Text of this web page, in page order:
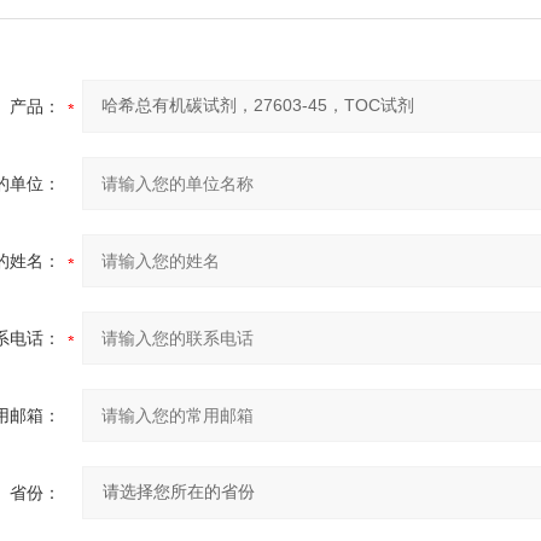
产品：
单位：
姓名：
电话：
邮箱：
省份：